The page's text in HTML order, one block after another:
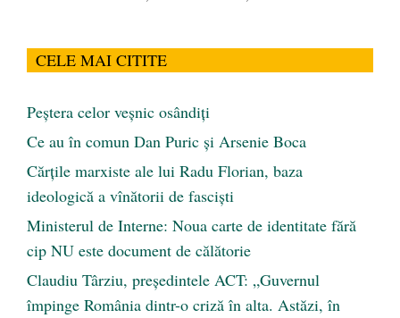
CELE MAI CITITE
Peştera celor veşnic osândiţi
Ce au în comun Dan Puric şi Arsenie Boca
Cărţile marxiste ale lui Radu Florian, baza
ideologică a vînătorii de fascişti
Ministerul de Interne: Noua carte de identitate fără
cip NU este document de călătorie
Claudiu Târziu, președintele ACT: „Guvernul
împinge România dintr-o criză în alta. Astăzi, în